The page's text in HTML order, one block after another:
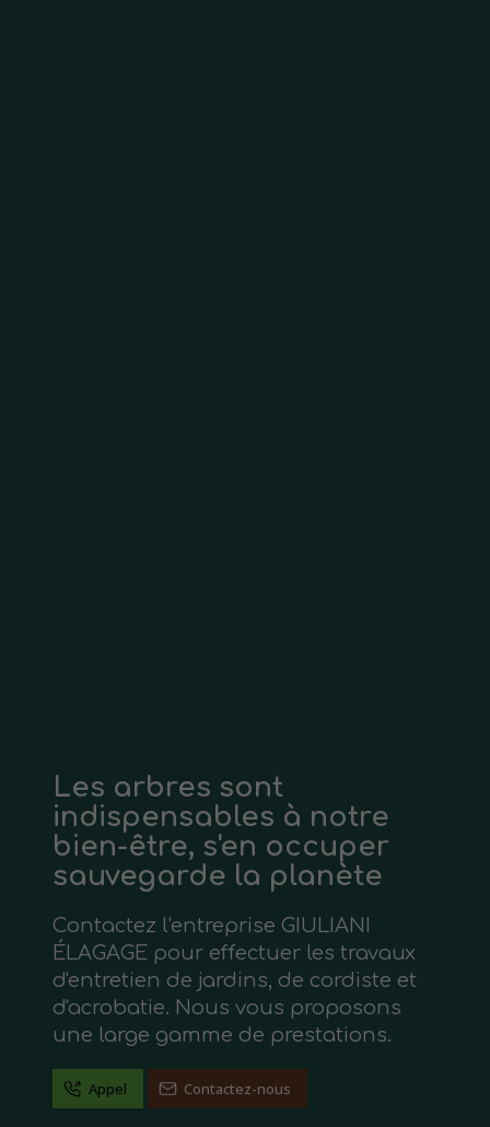
Les arbres sont
indispensables à notre
bien-être, s'en occuper
sauvegarde la planète
Contactez l'entreprise GIULIANI
ÉLAGAGE pour effectuer les travaux
d'entretien de jardins, de cordiste et
d'acrobatie. Nous vous proposons
une large gamme de prestations.
Appel Contactez-nous